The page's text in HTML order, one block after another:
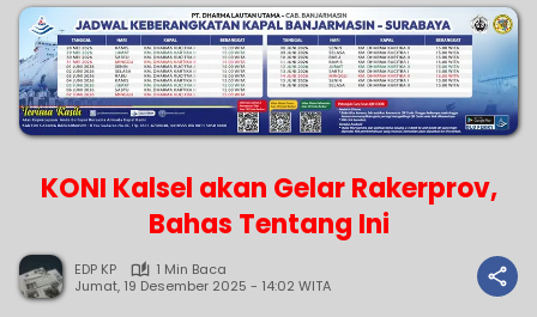
KONI Kalsel akan Gelar Rakerprov,
Bahas Tentang Ini
EDP KP
1 Min Baca
Jumat, 19 Desember 2025 - 14:02 WITA